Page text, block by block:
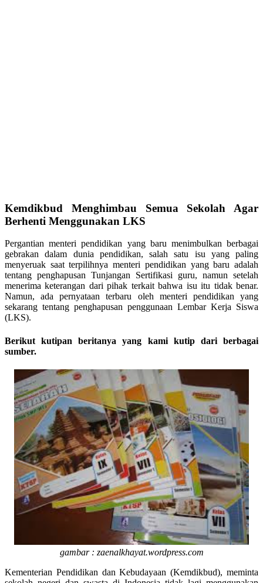
Kemdikbud Menghimbau Semua Sekolah Agar
Berhenti Menggunakan LKS
Pergantian menteri pendidikan yang baru menimbulkan berbagai
gebrakan dalam dunia pendidikan, salah satu isu yang paling
menyeruak saat terpilihnya menteri pendidikan yang baru adalah
tentang penghapusan Tunjangan Sertifikasi guru, namun setelah
menerima keterangan dari pihak terkait bahwa isu itu tidak benar.
Namun, ada pernyataan terbaru oleh menteri pendidikan yang
sekarang tentang penghapusan penggunaan Lembar Kerja Siswa
(LKS).
Berikut kutipan beritanya yang kami kutip dari berbagai
sumber.
gambar : zaenalkhayat.wordpress.com
Kementerian Pendidikan dan Kebudayaan (Kemdikbud), meminta